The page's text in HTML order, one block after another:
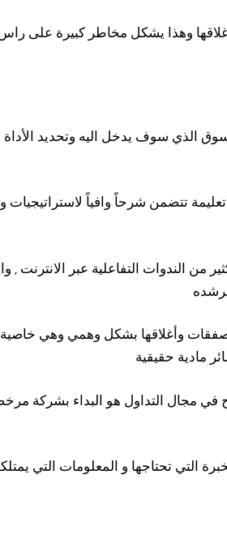
الذي سوف يدخل اليه وتحديد الأداة
تتضمن شرحاً وافياً
وأغلاقها بشكل وهمي وهي
مادية حقيقية